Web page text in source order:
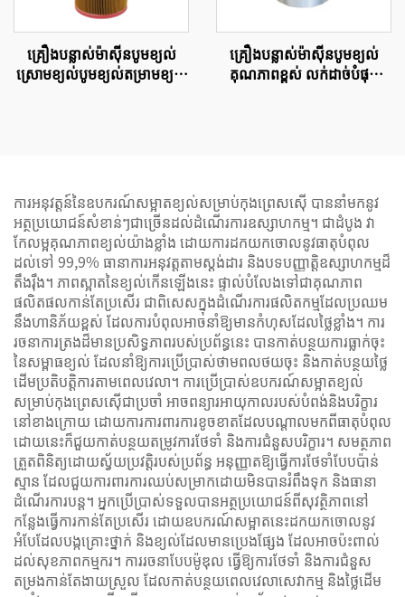
គ្រឿងបន្លាស់ម៉ាស៊ីនបូមខ្យល់
ស្រោមខ្យល់បូមខ្យល់តម្រាមខ្យល់
គ្រឿងបន្លាស់ម៉ាស៊ីនបូមខ្យល់
គុណភាពខ្ពស់ លក់ដាច់បំផុត
ការអនុវត្តន៍នៃឧបករណ៍សម្អាតខ្យល់​សម្រាប់​កុងព្រេសស៊ើ បាននាំមកនូវ
អត្ថប្រយោជន៍សំខាន់ៗជាច្រើនដល់​ដំណើរការ​ឧស្សាហកម្ម។ ជាដំបូង វា
កែលម្អគុណភាពខ្យល់យ៉ាងខ្លាំង ដោយការដកយក​ចោល​នូវ​ធាតុ​បំពុល​
ដល់ទៅ 99,9% ធានាការអនុវត្តតាមស្តង់ដារ និង​បទបញ្ញាត្តិ​ឧស្សាហកម្ម​ដ៏​
តឹងរ៉ឹង។ ភាព​ស្អាត​នៃខ្យល់​កើនឡើង​នេះ ផ្ទាល់​បំលែង​ទៅជា​គុណភាព​
ផលិតផល​កាន់តែ​ប្រសើរ ជាពិសេស​ក្នុង​ដំណើរការ​ផលិតកម្ម​ដែល​ប្រឈម​
នឹង​ហានិភ័យ​ខ្ពស់ ដែល​ការ​បំពុល​អាច​នាំ​ឱ្យ​មាន​កំហុស​ដែល​ថ្លៃ​ខ្លាំង។ ការ
រចនា​ការ​ត្រង​ដ៏​មាន​ប្រសិទ្ធភាព​របស់​ប្រព័ន្ធ​នេះ បាន​កាត់​បន្ថយ​ការ​ធ្លាក់​ចុះ​
នៃ​សម្ពាធខ្យល់ ដែល​នាំ​ឱ្យ​ការ​ប្រើ​ប្រាស់​ថាមពល​ថយ​ចុះ និង​កាត់​បន្ថយ​ថ្លៃ​
ដើម​ប្រតិបត្តិការ​តាម​ពេលវេលា។ ការ​ប្រើ​ប្រាស់​ឧបករណ៍​សម្អាត​ខ្យល់​
សម្រាប់​កុងព្រេសស៊ើ​ជា​ប្រចាំ អាច​ពន្យារ​អាយុ​កាល​របស់​បំពង់​និង​បរិក្ខារ​
នៅ​ខាងក្រោយ ដោយ​ការ​ការពារ​ការ​ខូច​ខាត​ដែល​បណ្តាល​មក​ពី​ធាតុ​បំពុល
ដោយ​នេះ​ក៏​ជួយ​កាត់​បន្ថយ​តម្រូវការ​ថែទាំ និង​ការ​ជំនួស​បរិក្ខារ​។ សមត្ថភាព​
ត្រួតពិនិត្យ​ដោយ​ស្វ័យប្រវត្តិ​របស់​ប្រព័ន្ធ អនុញ្ញាត​ឱ្យ​ធ្វើ​ការ​ថែទាំ​បែប​ប៉ាន់​
ស្មាន ដែល​ជួយ​ការពារ​ការ​ឈប់​សម្រាក​ដោយ​មិន​បាន​រំពឹង​ទុក និង​ធានា​
ដំណើរការ​បន្ត។ អ្នកប្រើ​ប្រាស់​ទទួល​បាន​អត្ថប្រយោជន៍​ពី​សុវត្ថិភាព​នៅ​
កន្លែង​ធ្វើ​ការ​កាន់តែ​ប្រសើរ ដោយ​ឧបករណ៍​សម្អាត​នេះ​ដកយក​ចោល​នូវ​
អំបែ​ដែល​បង្ក​គ្រោះថ្នាក់ និង​ខ្យល់​ដែល​មាន​ប្រេង​ផ្សែង ដែល​អាច​ប៉ះពាល់​
ដល់​សុខភាព​កម្មករ។ ការរចនា​បែប​ម៉ូឌុល ធ្វើ​ឱ្យ​ការ​ថែទាំ និង​ការ​ជំនួស​
តម្រង​កាន់តែ​ងាយស្រួល ដែល​កាត់​បន្ថយ​ពេលវេលា​សេវាកម្ម និង​ថ្លៃ​ដើម​